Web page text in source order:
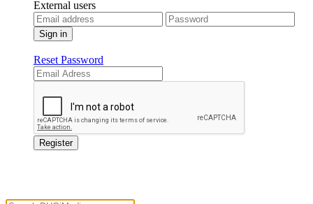
External users
Reset Password